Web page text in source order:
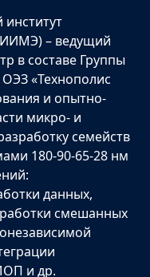
– ведущий
в составе Группы
«Технополис
и опытно-
микро- и
семейств
180-90-65-28 нм
данных,
смешанных
и др.